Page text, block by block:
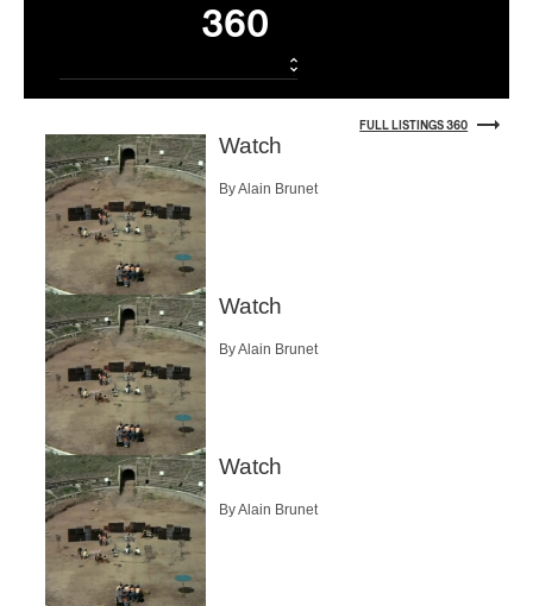
360
FULL LISTINGS 360
Watch
By Alain Brunet
Watch
By Alain Brunet
Watch
By Alain Brunet